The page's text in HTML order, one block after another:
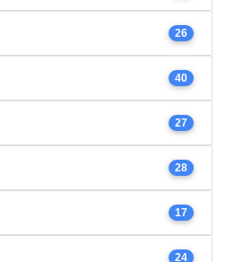
26
40
27
28
17
24